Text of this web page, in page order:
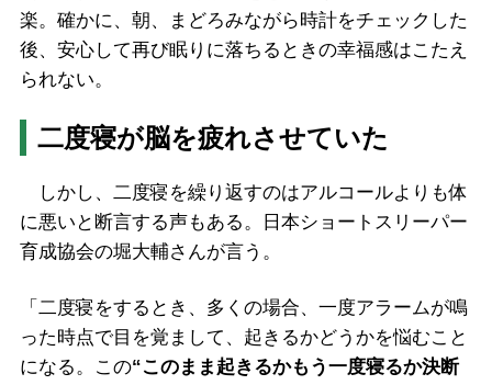
楽。確かに、朝、まどろみながら時計をチェックした
後、安心して再び眠りに落ちるときの幸福感はこたえ
られない。
二度寝が脳を疲れさせていた
しかし、二度寝を繰り返すのはアルコールよりも体
に悪いと断言する声もある。日本ショートスリーパー
育成協会の堀大輔さんが言う。
「二度寝をするとき、多くの場合、一度アラームが鳴
った時点で目を覚まして、起きるかどうかを悩むこと
になる。この“このまま起きるかもう一度寝るか決断